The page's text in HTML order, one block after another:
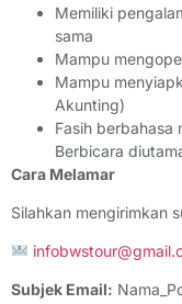
Memiliki
sama
Mampu
Mampu
Akunting)
Fasih berbahasa
Berbicara
Cara Melamar
Silahkan mengirimkan
Subjek Email: